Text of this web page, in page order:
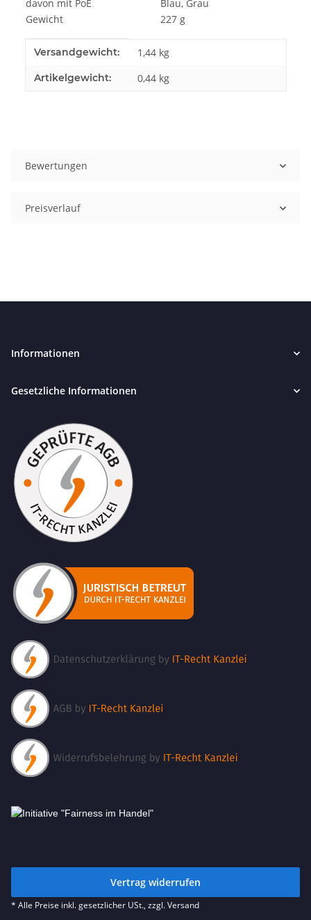
davon mit PoE
Blau, Grau
Gewicht
227 g
Produkteigenschaft
Wert
Versandgewicht: 1,44 kg
Artikelgewicht: 0,44 kg
Bewertungen
Preisverlauf
Informationen
Gesetzliche Informationen
Vertrag widerrufen
* Alle Preise inkl. gesetzlicher USt., zzgl.Versand